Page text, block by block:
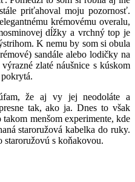
priťahoval moju pozornosť.
krémovému overalu,
dĺžky a vrchný top je
K nemu by som si obula
sandále alebo lodičky na
zlaté náušnice s kúskom
že aj vy jej neodoláte a
tak, ako ja. Dnes to však
menšom experimente, kde
staroružová kabelka do ruky.
s koňakovou.